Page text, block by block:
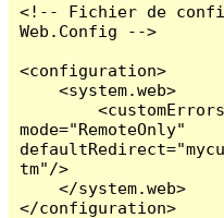
<!-- Fichier de
Web.Config -->
<configuration>
    <system.web>
        <customErrors
mode="RemoteOnly"
tm"/>
    </system.web>
</configuration>